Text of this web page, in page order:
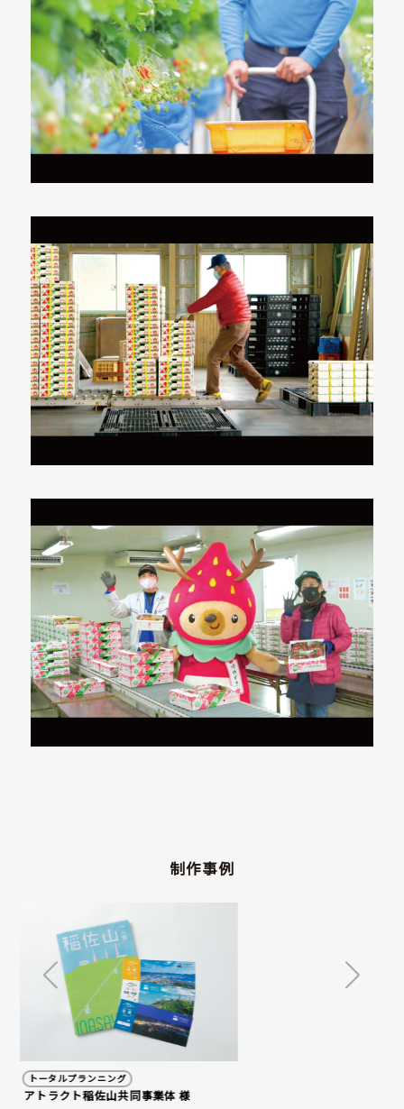
制作事例
イラストレーター さだ ゆうき 様
Molly アクリルスタンド・アクリルキーホルダー